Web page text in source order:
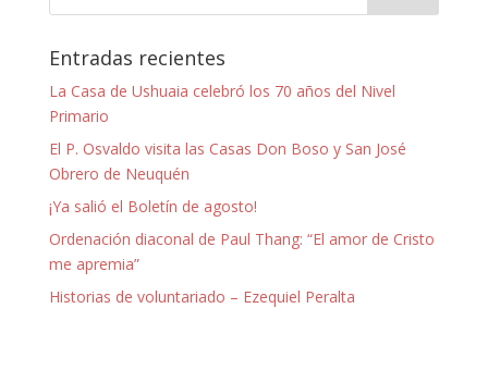
Entradas recientes
La Casa de Ushuaia celebró los 70 años del Nivel
Primario
El P. Osvaldo visita las Casas Don Boso y San José
Obrero de Neuquén
¡Ya salió el Boletín de agosto!
Ordenación diaconal de Paul Thang: “El amor de Cristo
me apremia”
Historias de voluntariado – Ezequiel Peralta